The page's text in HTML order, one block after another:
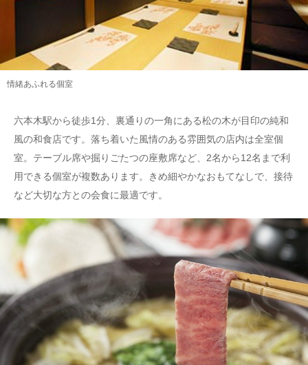
情緒あふれる個室
六本木駅から徒歩1分、裏通りの一角にある松の木が目印の純和
風の和食店です。落ち着いた風情のある雰囲気の店内は全室個
室。テーブル席や掘りごたつの座敷席など、2名から12名まで利
用できる個室が複数あります。きめ細やかなおもてなしで、接待
など大切な方との会食に最適です。